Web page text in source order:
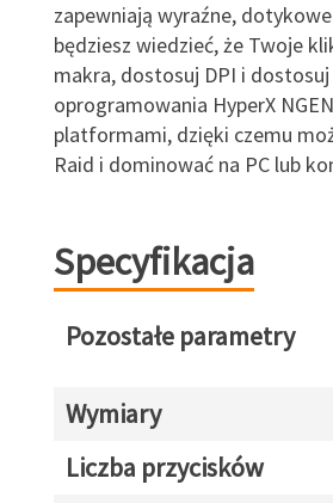
zapewniają wyraźne,
będziesz wiedzieć, że Twoje
makra, dostosuj DPI i
oprogramowania HyperX
platformami, dzięki czemu
Raid i dominować na PC lub
Specyfikacja
Pozostałe parametry
Wymiary
Liczba przycisków